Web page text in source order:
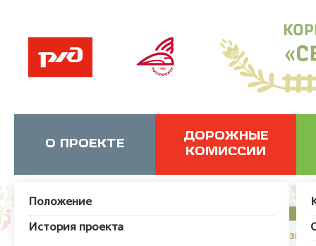
О ПРОЕКТЕ
Положение
История проекта
ДОРОЖНЫЕ
КОМИССИИ
JUser: :_load: Не удалось